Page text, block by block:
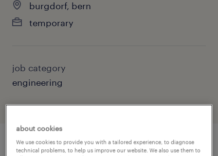
burgdorf, bern
temporary
job category
engineering
about cookies
We use cookies to provide you with a tailored experience, to diagnose
technical problems, to help us improve our website. We also use them to